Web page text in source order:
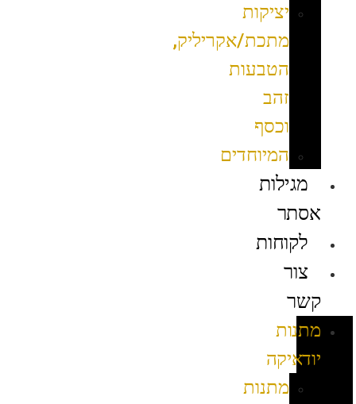
יציקות
מתכת/אקריליק,
הטבעות
זהב
וכסף
המיוחדים
מגילות
אסתר
לקוחות
צור
קשר
מתנות
יודאיקה
מתנות